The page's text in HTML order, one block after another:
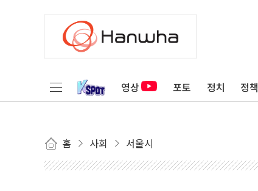
영상 포토 정치 정
홈 사회 서울시